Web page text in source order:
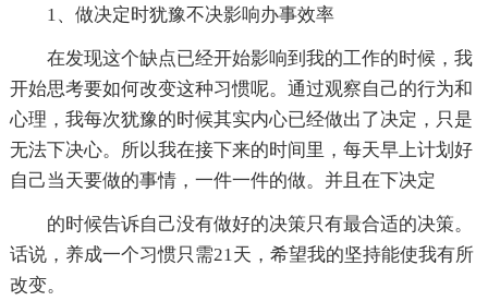
1、做决定时犹豫不决影响办事效率
在发现这个缺点已经开始影响到我的工作的时候，我
开始思考要如何改变这种习惯呢。通过观察自己的行为和
心理，我每次犹豫的时候其实内心已经做出了决定，只是
无法下决心。所以我在接下来的时间里，每天早上计划好
自己当天要做的事情，一件一件的做。并且在下决定
的时候告诉自己没有做好的决策只有最合适的决策。
话说，养成一个习惯只需21天，希望我的坚持能使我有所
改变。